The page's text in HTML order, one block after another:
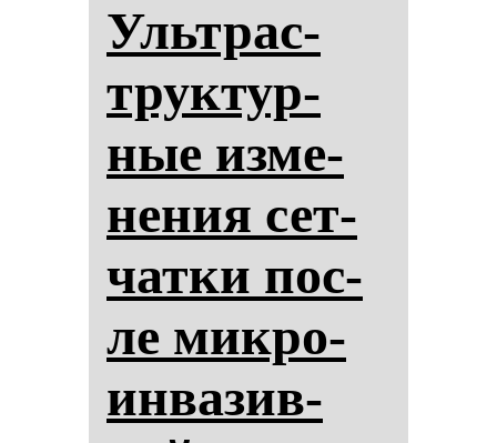
Ультрас­
трук­тур­
ные из­ме­
не­ния сет­
чат­ки пос­
ле мик­ро­
ин­ва­зив­